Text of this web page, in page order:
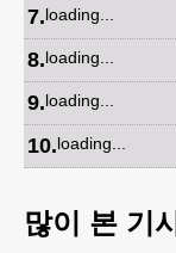
7.loading...
8.loading...
9.loading...
10.loading...
많이 본 기